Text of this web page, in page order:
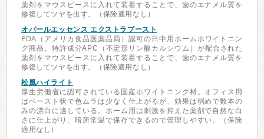
薬剤をマウスピースに入れて装着することで、歯のエナメル質を
修復してツヤを出す。（保険適用なし）
オパールエッセンス エクストラブースト
FDA（アメリカ食品医薬品局）認可の日中用ホームホワイトニン
グ商品。特許成分APC（不定形リン酸カルシウム）が配合された
薬剤をマウスピースに入れて装着することで、歯のエナメル質を
修復してツヤを出す。（保険適用なし）
松風ハイライト
厚生労働省に認可されている国産ホワイトニング材。オフィス用
はペースト状で色ムラは少なく仕上がるが、効果は弱めで数本の
みの漂白に適している。ホーム用は刺激を抑えた薬剤で自然な白
さに仕上がり、暗所常温で保存できるので管理しやすい。（保険
適用なし）